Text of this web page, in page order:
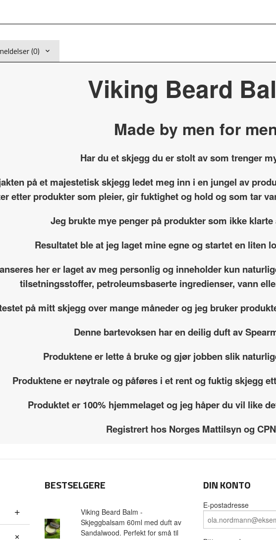
(0)
Viking Beard
Made by men for
Har du et skjegg du er stolt av som trenger
på et majestetisk skjegg ledet meg inn i en jungel av
etter produkter som pleier, gir fuktighet og hold og som tar
Jeg brukte mye penger på produkter som ikke
Resultatet ble at jeg laget mine egne og startet en liten
her er laget av meg personlig og inneholder kun
tilsetningsstoffer, petroleumsbaserte ingredienser, vann
på mitt skjegg over mange måneder og jeg bruker
Denne bartevoksen har en deilig duft av
Produktene er lette å bruke og gjør jobben slik
Produktene er nøytrale og påføres i et rent og fuktig skjegg
Produktet er 100% hjemmelaget og jeg håper du vil like
Registrert hos Norges Mattilsyn og
BESTSELGERE
Viking Beard Balm -
Skjeggbalsam 60ml med duft av
Sandalwood. Perfekt for små til
DIN KONTO
E-postadresse